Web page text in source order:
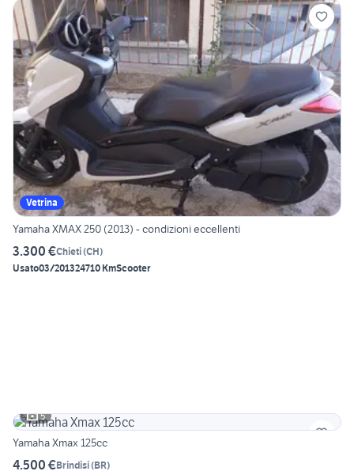
Vetrina
Yamaha XMAX 250 (2013) - condizioni eccellenti
3.300 €Chieti(CH)
Usato03/201324710 KmScooter
5
Yamaha Xmax 125cc
4.500 €Brindisi(BR)